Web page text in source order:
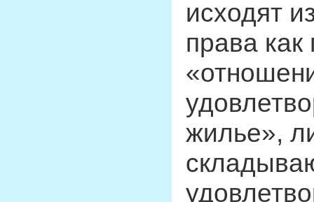
исходят
права
жилье»,